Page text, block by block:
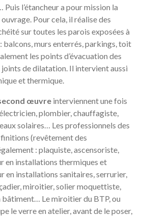
l’étancheur a pour mission la
ouvrage. Pour cela, il réalise des
sur toutes les parois exposées à
: balcons, murs enterrés, parkings, toit
les points d’évacuation des
joints de dilatation. Il intervient aussi
et thermique.
œuvre interviennent une fois
plombier, chauffagiste,
solaires… Les professionnels des
(revêtement des
: plaquiste, ascensoriste,
en installations thermiques et
en installations sanitaires, serrurier,
miroitier, solier moquettiste,
bâtiment… Le miroitier du BTP, ou
le verre en atelier, avant de le poser,